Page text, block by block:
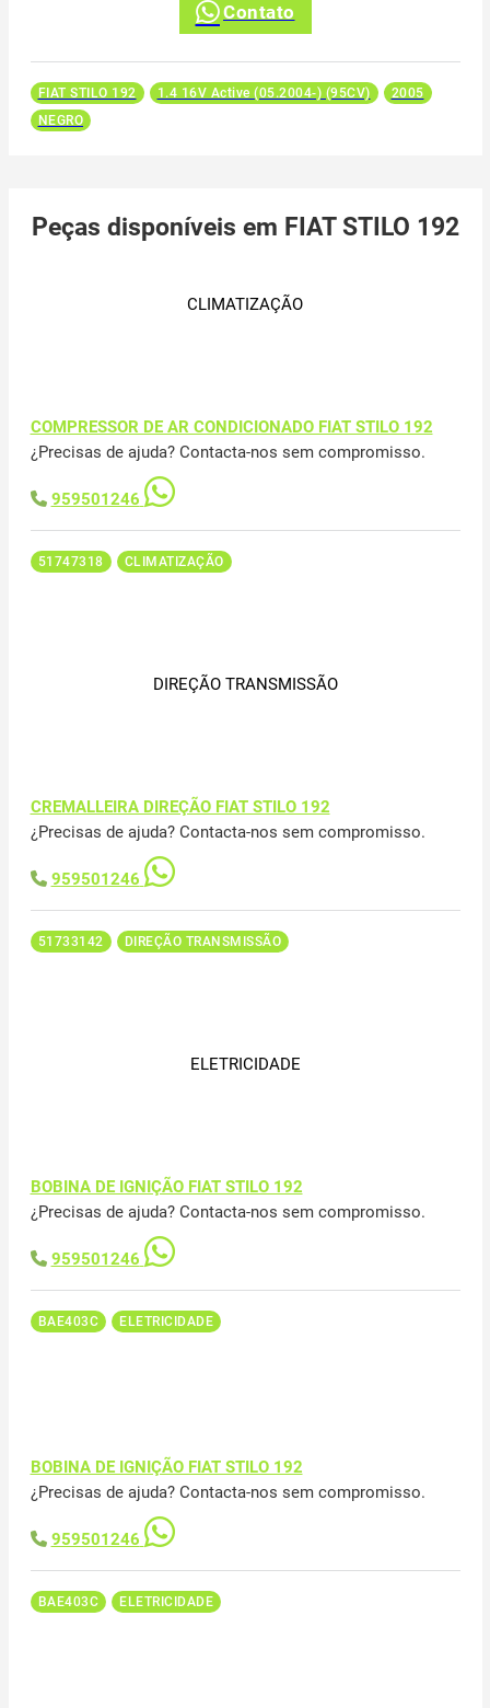
Contato
FIAT STILO 192 1.4 16V Active (05.2004-) (95CV)
2005
NEGRO
Peças disponíveis em FIAT STILO 192
CLIMATIZAÇÃO
COMPRESSOR DE AR CONDICIONADO FIAT STILO 192
¿Precisas de ajuda? Contacta-nos sem compromisso.
959501246
51747318 CLIMATIZAÇÃO
DIREÇÃO TRANSMISSÃO
CREMALLEIRA DIREÇÃO FIAT STILO 192
¿Precisas de ajuda? Contacta-nos sem compromisso.
959501246
51733142 DIREÇÃO TRANSMISSÃO
ELETRICIDADE
BOBINA DE IGNIÇÃO FIAT STILO 192
¿Precisas de ajuda? Contacta-nos sem compromisso.
959501246
BAE403C ELETRICIDADE
BOBINA DE IGNIÇÃO FIAT STILO 192
¿Precisas de ajuda? Contacta-nos sem compromisso.
959501246
BAE403C ELETRICIDADE